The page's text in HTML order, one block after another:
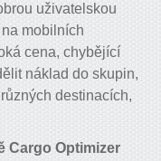
uživatelskou
mobilních
cena, chybějící
náklad do skupin,
destinacích,
Cargo Optimizer